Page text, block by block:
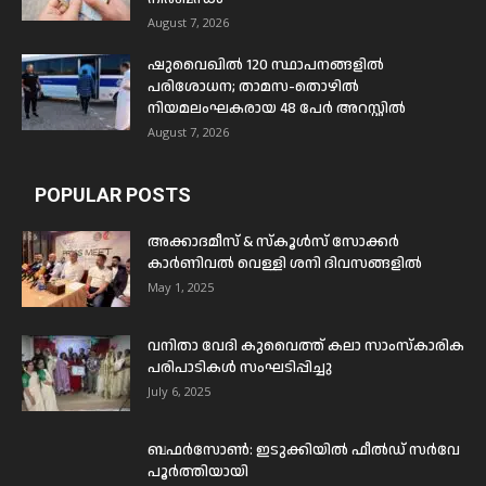
August 7, 2026
ഷുവൈഖിൽ 120 സ്ഥാപനങ്ങളിൽ
പരിശോധന; താമസ-തൊഴിൽ
നിയമലംഘകരായ 48 പേർ അറസ്റ്റിൽ
August 7, 2026
POPULAR POSTS
അക്കാദമീസ് & സ്കൂൾസ് സോക്കർ
കാർണിവൽ വെള്ളി ശനി ദിവസങ്ങളിൽ
May 1, 2025
വനിതാ വേദി കുവൈത്ത് കലാ സാംസ്കാരിക
പരിപാടികൾ സംഘടിപ്പിച്ചു
July 6, 2025
ബഫര്‍സോണ്‍: ഇടുക്കിയില്‍ ഫീല്‍ഡ് സര്‍വേ
പൂര്‍ത്തിയായി